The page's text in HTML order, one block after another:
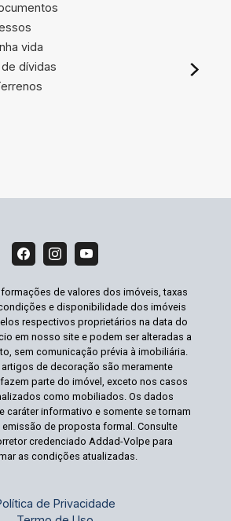
vida
dívidas
de valores dos imóveis, taxas
e disponibilidade dos imóveis
respectivos proprietários na data do
em nosso site e podem ser alteradas a
sem comunicação prévia à imobiliária.
de decoração são meramente
parte do imóvel, exceto nos casos
como mobiliados. Os dados
caráter informativo e somente se tornam
de proposta formal. Consulte
credenciado Addad-Volpe para
as condições atualizadas.
de Privacidade